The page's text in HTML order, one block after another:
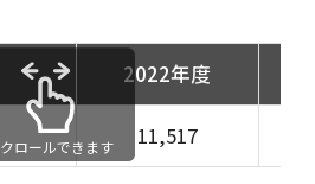
2022年度
11,517
ロールできます